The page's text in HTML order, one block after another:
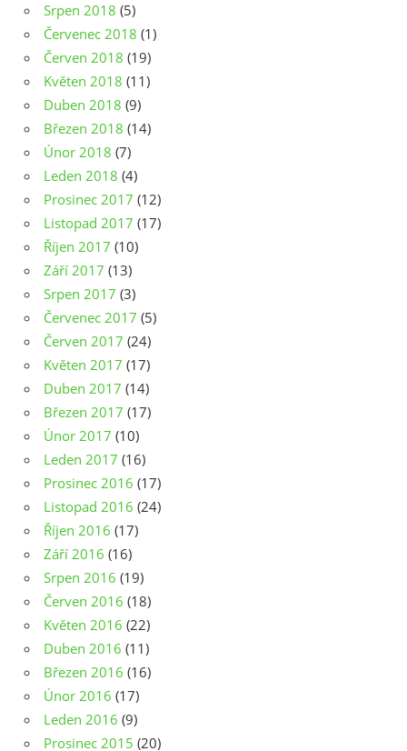
Srpen 2018 (5)
Červenec 2018 (1)
Červen 2018 (19)
Květen 2018 (11)
Duben 2018 (9)
Březen 2018 (14)
Únor 2018 (7)
Leden 2018 (4)
Prosinec 2017 (12)
Listopad 2017 (17)
Říjen 2017 (10)
Září 2017 (13)
Srpen 2017 (3)
Červenec 2017 (5)
Červen 2017 (24)
Květen 2017 (17)
Duben 2017 (14)
Březen 2017 (17)
Únor 2017 (10)
Leden 2017 (16)
Prosinec 2016 (17)
Listopad 2016 (24)
Říjen 2016 (17)
Září 2016 (16)
Srpen 2016 (19)
Červen 2016 (18)
Květen 2016 (22)
Duben 2016 (11)
Březen 2016 (16)
Únor 2016 (17)
Leden 2016 (9)
Prosinec 2015 (20)